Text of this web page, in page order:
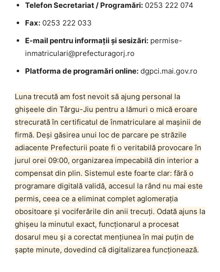
Telefon Secretariat / Programări: 0253 222 074
Fax: 0253 222 033
E-mail pentru informații și sesizări: permise-
inmatriculari@prefecturagorj.ro
Platforma de programări online: dgpci.mai.gov.ro
Luna trecută am fost nevoit să ajung personal la
ghișeele din Târgu-Jiu pentru a lămuri o mică eroare
strecurată în certificatul de înmatriculare al mașinii de
firmă. Deși găsirea unui loc de parcare pe străzile
adiacente Prefecturii poate fi o veritabilă provocare în
jurul orei 09:00, organizarea impecabilă din interior a
compensat din plin. Sistemul este foarte clar: fără o
programare digitală validă, accesul la rând nu mai este
permis, ceea ce a eliminat complet aglomerația
obositoare și vociferările din anii trecuți. Odată ajuns la
ghișeu la minutul exact, funcționarul a procesat
dosarul meu și a corectat mențiunea în mai puțin de
șapte minute, dovedind că digitalizarea funcționează.